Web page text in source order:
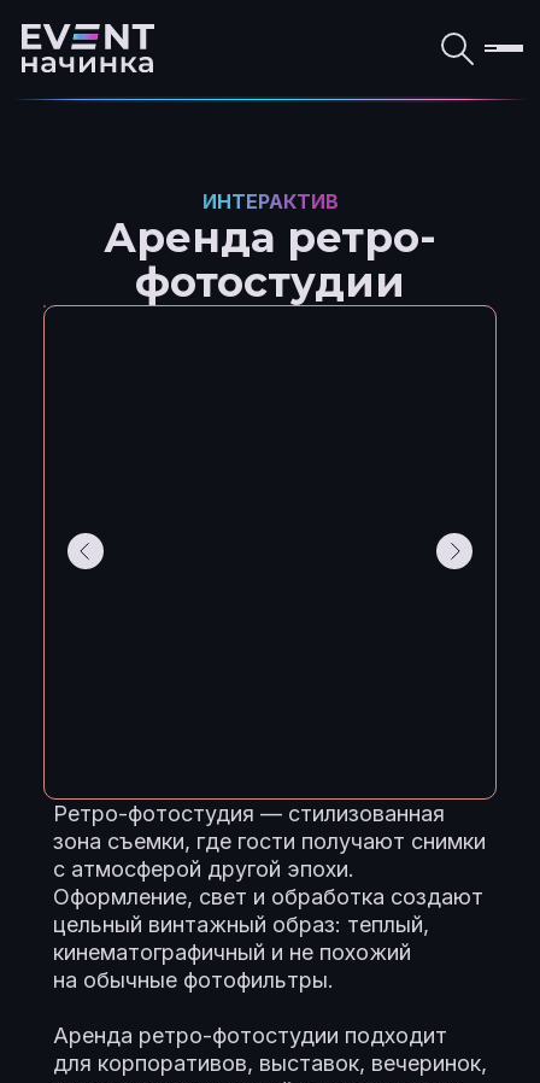
ИНТЕРАКТИВ
Аренда ретро-
фотостудии
Ретро-фотостудия — стилизованная
зона съемки, где гости получают снимки
с атмосферой другой эпохи.
Оформление, свет и обработка создают
цельный винтажный образ: теплый,
кинематографичный и не похожий
на обычные фотофильтры.
Аренда ретро-фотостудии подходит
для корпоративов, выставок, вечеринок,